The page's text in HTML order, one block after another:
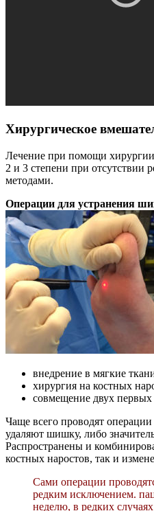
Хирургическое
Лечение при помощи
2 и 3 степени при отсутствии
методами.
Операции для устранения
внедрение в мягкие
хирургия на костных
совмещение двух первых
Чаще всего проводят
удаляют шишку, либо
Распространены и
костных наростов, так и
Сами операции
редким исключением.
неделю, в редких